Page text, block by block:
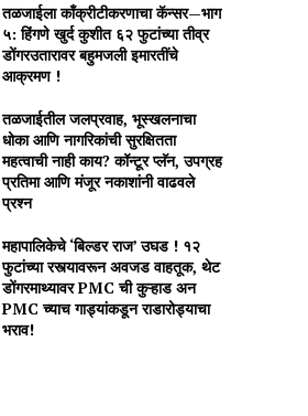
तळजाईला काँक्रीटीकरणाचा कॅन्सर—भाग
५: हिंगणे खुर्द कुशीत ६२ फुटांच्या तीव्र
डोंगरउतारावर बहुमजली इमारतींचे
आक्रमण !
तळजाईतील जलप्रवाह, भूस्खलनाचा
धोका आणि नागरिकांची सुरक्षितता
महत्वाची नाही काय? कॉन्टूर प्लॅन, उपग्रह
प्रतिमा आणि मंजूर नकाशांनी वाढवले
प्रश्न
महापालिकेचे ‘बिल्डर राज’ उघड ! १२
फुटांच्या रस्त्यावरून अवजड वाहतूक, थेट
डोंगरमाथ्यावर PMC ची कुऱ्हाड अन
PMC च्याच गाड्यांकडून राडारोड्याचा
भराव!